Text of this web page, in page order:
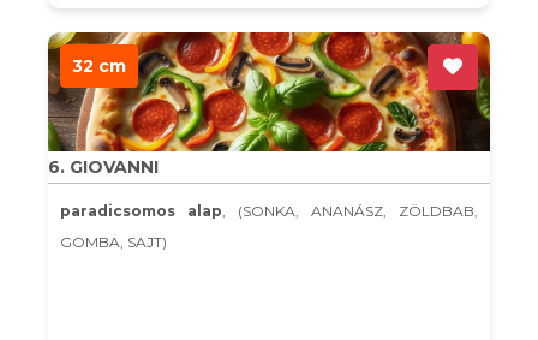
32 cm
6. GIOVANNI
paradicsomos alap, (SONKA, ANANÁSZ, ZÖLDBAB,
GOMBA, SAJT)